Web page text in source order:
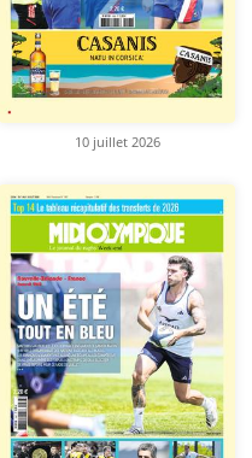
10 juillet 2026